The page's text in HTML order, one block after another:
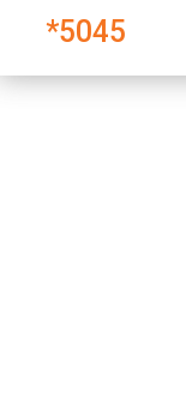
5045
*